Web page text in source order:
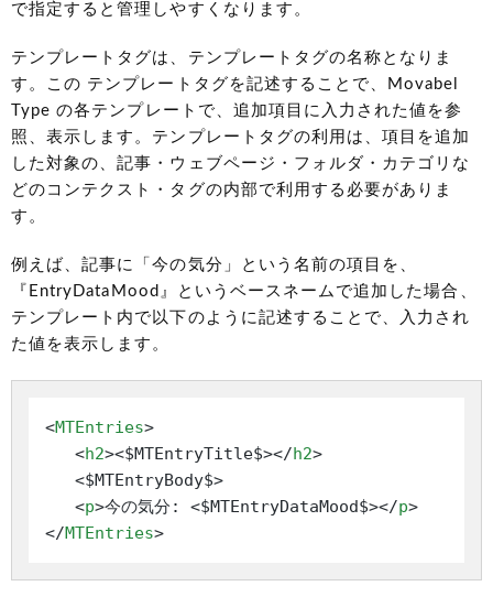
で指定すると管理しやすくなります。
テンプレートタグは、テンプレートタグの名称となりま
す。この テンプレートタグを記述することで、Movabel
Type の各テンプレートで、追加項目に入力された値を参
照、表示します。テンプレートタグの利用は、項目を追加
した対象の、記事・ウェブページ・フォルダ・カテゴリな
どのコンテクスト・タグの内部で利用する必要がありま
す。
例えば、記事に「今の気分」という名前の項目を、
『EntryDataMood』というベースネームで追加した場合、
テンプレート内で以下のように記述することで、入力され
た値を表示します。
<MTEntries>
<h2><$MTEntryTitle$></h2>
   <$MTEntryBody$>
<p>今の気分: <$MTEntryDataMood$></p>
</MTEntries>